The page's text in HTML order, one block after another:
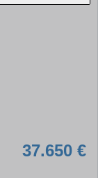
37.650 €